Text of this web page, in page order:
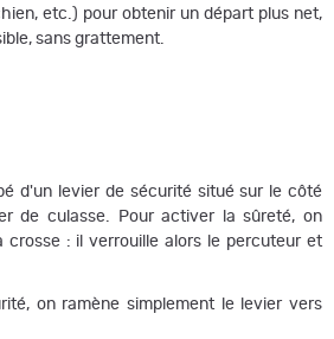
etc.) pour obtenir un départ plus net,
sans grattement.
d'un levier de sécurité situé sur le côté
de culasse. Pour activer la sûreté, on
crosse : il verrouille alors le percuteur et
on ramène simplement le levier vers